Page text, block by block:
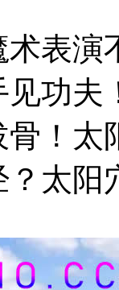
演
功
！
太阳